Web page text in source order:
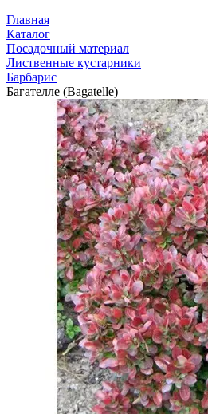
Главная
Каталог
Посадочный материал
Лиственные кустарники
Барбарис
Багателле (Bagatelle)